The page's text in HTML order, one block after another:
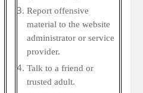
Report offensive
material to the website
administrator or service
provider.
Talk to a friend or
trusted adult.